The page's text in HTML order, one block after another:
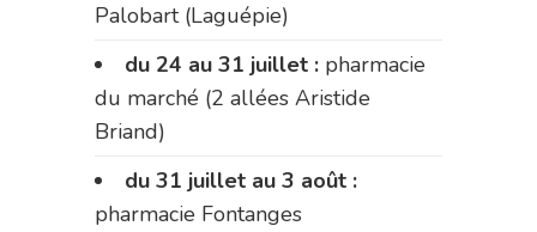
Palobart (Laguépie)
du 24 au 31 juillet : pharmacie
du marché (2 allées Aristide
Briand)
du 31 juillet au 3 août :
pharmacie Fontanges